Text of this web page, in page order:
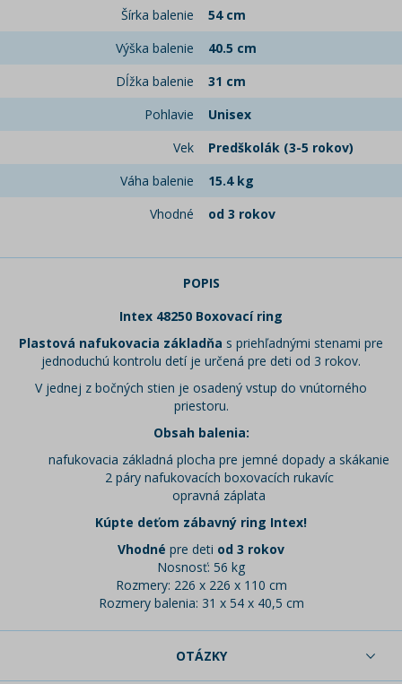
Šírka balenie
54 cm
Výška balenie
40.5 cm
Dĺžka balenie
31 cm
Pohlavie
Unisex
Vek
Predškolák (3-5 rokov)
Váha balenie
15.4 kg
Vhodné
od 3 rokov
POPIS
Intex 48250 Boxovací ring
Plastová nafukovacia základňa s priehľadnými stenami pre
jednoduchú kontrolu detí je určená pre deti od 3 rokov.
V jednej z bočných stien je osadený vstup do vnútorného
priestoru.
Obsah balenia:
nafukovacia základná plocha pre jemné dopady a skákanie
2 páry nafukovacích boxovacích rukavíc
opravná záplata
Kúpte deťom zábavný ring Intex!
Vhodné pre deti od 3 rokov
Nosnosť: 56 kg
Rozmery: 226 x 226 x 110 cm
Rozmery balenia: 31 x 54 x 40,5 cm
OTÁZKY